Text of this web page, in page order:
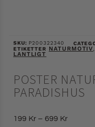
SKU: P200322340
ETIKETTER NATURMOTIV,
LANTLIGT
POSTER
PARADISHUS
199 Kr – 699 Kr